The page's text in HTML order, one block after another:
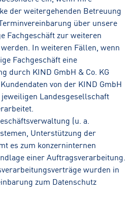
der weitergehenden Betreuung
über unsere
Fachgeschäft zur weiteren
In weiteren Fällen, wenn
Fachgeschäft eine
durch KIND GmbH & Co. KG
von der KIND GmbH
Landesgesellschaft
(u. a.
Unterstützung der
es zum konzerninternen
einer Auftragsverarbeitung.
wurden in
zum Datenschutz